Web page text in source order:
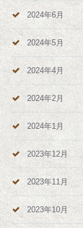
2024年6月
2024年5月
2024年4月
2024年2月
2024年1月
2023年12月
2023年11月
2023年10月